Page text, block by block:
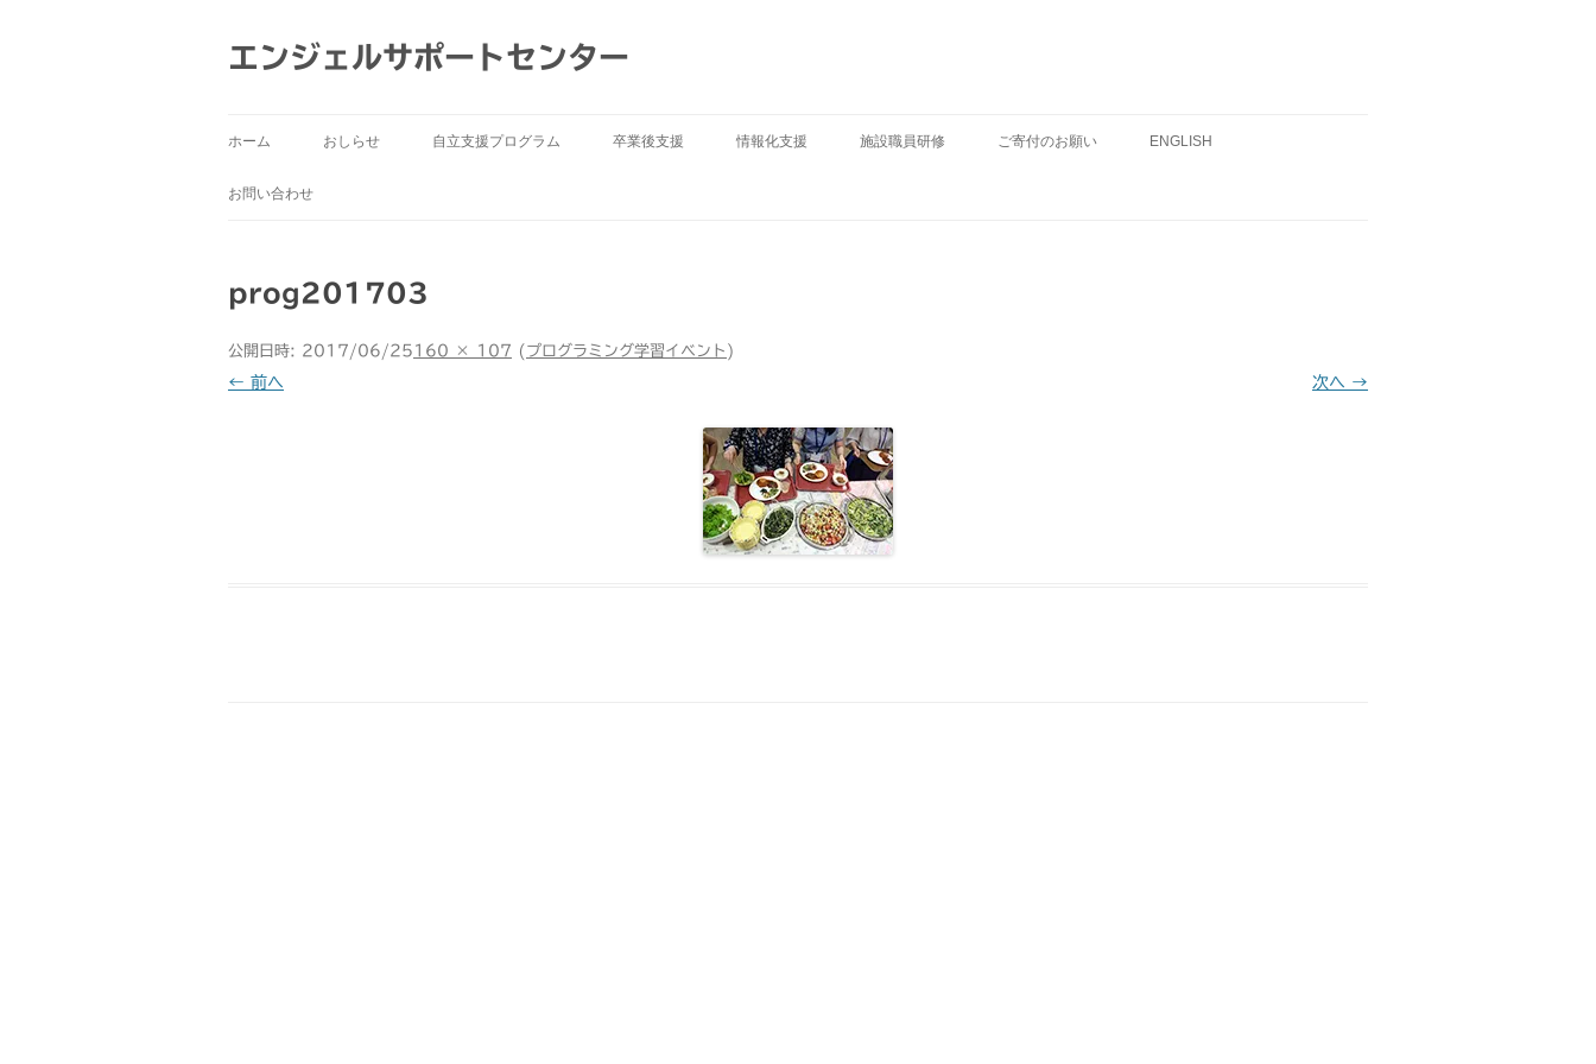
ン
ツ
ッ
エンジェルサポートセンター
ホーム おしらせ 自立支援プログラム 卒業後支援 情報化支援 施設職員研修 ご寄付のお願い ENGLISH
お問い合わせ
prog201703
公開日時: 2017/06/25 160 × 107 ( プログラミング学習イベント )
← 前へ 次へ →